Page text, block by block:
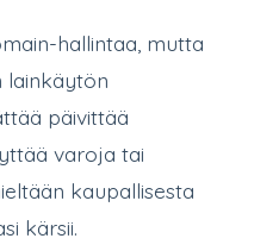
hallintaa, mutta
lainkäytön
päivittää
varoja tai
kaupallisesta
kärsii.